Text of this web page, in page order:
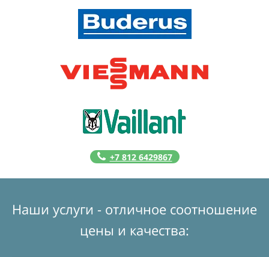
+7 812 6429867
Наши услуги - отличное соотношение
цены и качества: